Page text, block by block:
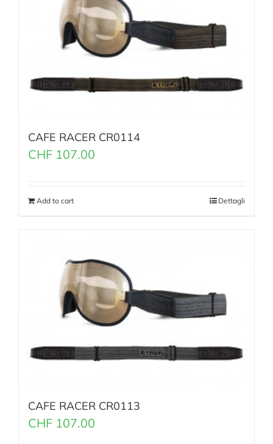
CAFE RACER CR0114
CHF 107.00
Add to cart Dettagli
CAFE RACER CR0113
CHF 107.00